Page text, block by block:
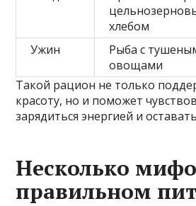
хлебом
Ужин
Рыба с
овощами
Такой рацион не только
красоту, но и поможет
зарядиться энергией и
Несколько
правильном